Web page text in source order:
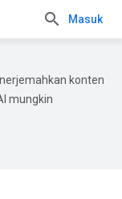
Masuk
konten
mungkin